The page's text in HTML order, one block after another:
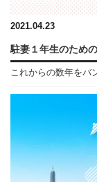
2021.04.23
駐妻１年生のため
これからの数年をバ